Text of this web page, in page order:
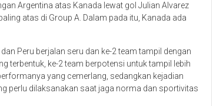
Argentina atas Kanada lewat gol Julian Alvarez
atas di Group A. Dalam pada itu, Kanada ada
Peru berjalan seru dan ke-2 team tampil dengan
terbentuk, ke-2 team berpotensi untuk tampil lebih
yang cemerlang, sedangkan kejadian
perlu dilaksanakan saat jaga norma dan sportivitas